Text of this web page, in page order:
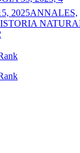
2025ANNALES,